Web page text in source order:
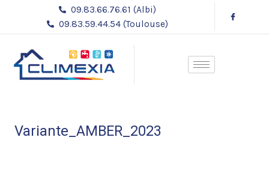
contenu
09.83.66.76.61 (Albi)
09.83.59.44.54 (Toulouse)
Variante_AMBER_2023